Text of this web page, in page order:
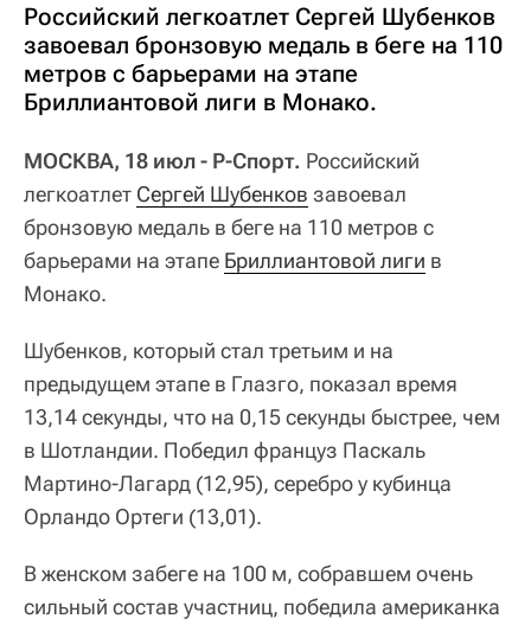
Российский легкоатлет Сергей Шубенков
завоевал бронзовую медаль в беге на 110
метров с барьерами на этапе
Бриллиантовой лиги в Монако.
МОСКВА, 18 июл - Р-Спорт. Российский
легкоатлет Сергей Шубенков завоевал
бронзовую медаль в беге на 110 метров с
барьерами на этапе Бриллиантовой лиги в
Монако.
Шубенков, который стал третьим и на
предыдущем этапе в Глазго, показал время
13,14 секунды, что на 0,15 секунды быстрее, чем
в Шотландии. Победил француз Паскаль
Мартино-Лагард (12,95), серебро у кубинца
Орландо Ортеги (13,01).
В женском забеге на 100 м, собравшем очень
сильный состав участниц, победила американка